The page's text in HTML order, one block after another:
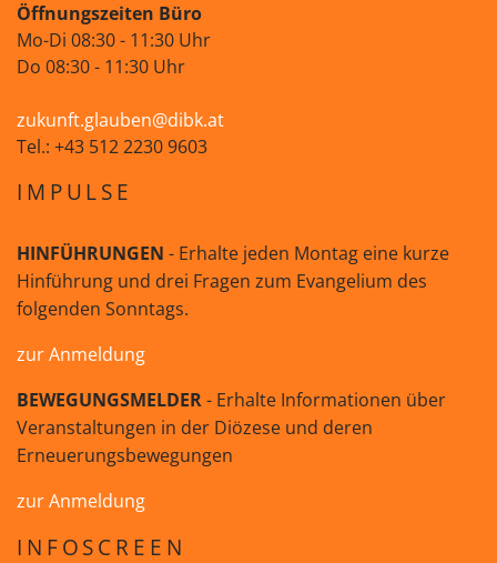
Öffnungszeiten Büro
Mo-Di 08:30 - 11:30 Uhr
Do 08:30 - 11:30 Uhr
zukunft.glauben@dibk.at
Tel.: +43 512 2230 9603
IMPULSE
HINFÜHRUNGEN - Erhalte jeden Montag eine kurze
Hinführung und drei Fragen zum Evangelium des
folgenden Sonntags.
zur Anmeldung
BEWEGUNGSMELDER- Erhalte Informationen über
Veranstaltungen in der Diözese und deren
Erneuerungsbewegungen
zur Anmeldung
INFOSCREEN